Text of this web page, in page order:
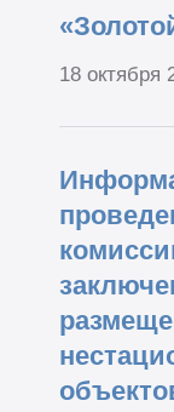
18 октября